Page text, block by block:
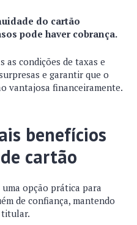
do cartão
pode haver cobrança.
as condições de taxas e
e garantir que o
vantajosa financeiramente.
benefícios
cartão
opção prática para
de confiança, mantendo
titular.